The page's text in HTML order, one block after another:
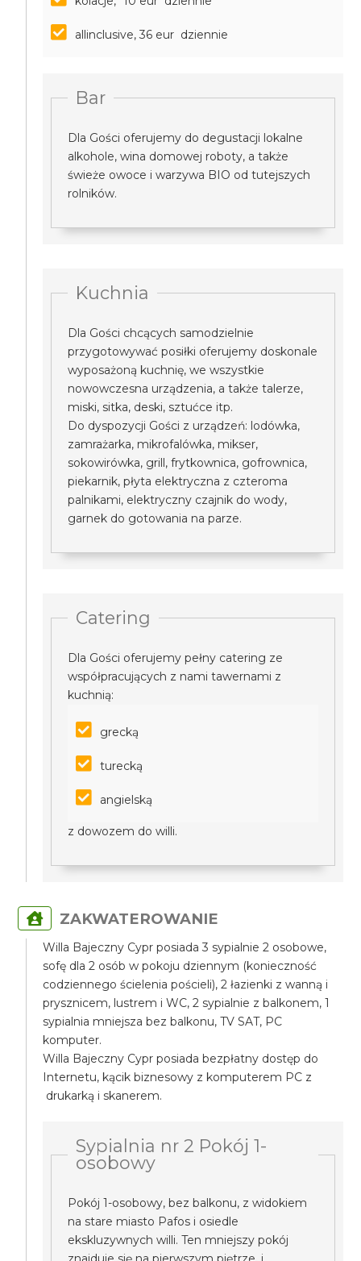
allinclusive, 36 eur dziennie
Bar
Dla Gości oferujemy do degustacji lokalne
alkohole, wina domowej roboty, a także
świeże owoce i warzywa BIO od tutejszych
rolników.
Kuchnia
Dla Gości chcących samodzielnie
przygotowywać posiłki oferujemy doskonale
wyposażoną kuchnię, we wszystkie
nowowczesna urządzenia, a także talerze,
miski, sitka, deski, sztućce itp.
Do dyspozycji Gości z urządzeń: lodówka,
zamrażarka, mikrofalówka, mikser,
sokowirówka, grill, frytkownica, gofrownica,
piekarnik, płyta elektryczna z czteroma
palnikami, elektryczny czajnik do wody,
garnek do gotowania na parze.
Catering
Dla Gości oferujemy pełny catering ze
współpracujących z nami tawernami z
kuchnią:
grecką
turecką
angielską
z dowozem do willi.
ZAKWATEROWANIE
Willa Bajeczny Cypr posiada 3 sypialnie 2 osobowe,
sofę dla 2 osób w pokoju dziennym (konieczność
codziennego ścielenia pościeli), 2 łazienki z wanną i
prysznicem, lustrem i WC, 2 sypialnie z balkonem, 1
sypialnia mniejsza bez balkonu, TV SAT, PC
komputer.
Willa Bajeczny Cypr posiada bezpłatny dostęp do
Internetu, kącik biznesowy z komputerem PC z
drukarką i skanerem.
Sypialnia nr 2 Pokój 1-
osobowy
Pokój 1-osobowy, bez balkonu, z widokiem
na stare miasto Pafos i osiedle
ekskluzywnych willi. Ten mniejszy pokój